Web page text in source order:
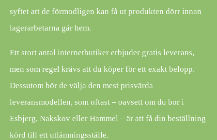
syftet att de förmodligen kan få ut produkten dörr innan
lagerarbetarna går hem.
Ett stort antal internetbutiker erbjuder gratis leverans,
men som regel krävs att du köper för ett exakt belopp.
Dessutom bör de välja den mest prisvärda
leveransmodellen, som oftast – oavsett om du bor i
Esbjerg, Nakskov eller Hammel – är att få din beställning
körd till ett utlämningsställe.